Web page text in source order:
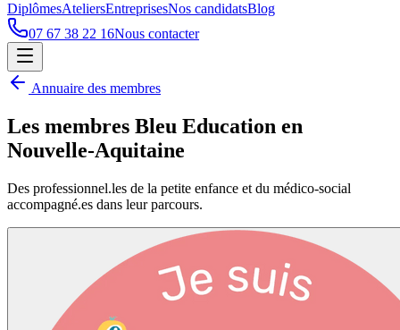
DiplômesAteliersEntreprisesNos candidatsBlog
07 67 38 22 16Nous contacter
Annuaire des membres
Les membres Bleu Education en
Nouvelle-Aquitaine
Des professionnel.les de la petite enfance et du médico-social
accompagné.es dans leur parcours.